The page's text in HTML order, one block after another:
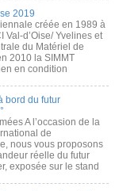
2019
créée en 1989 à
Val-d’Oise/ Yvelines et
du Matériel de
2010 la SIMMT
en condition
bord du futur
A l’occasion de la
de
nous vous proposons
réelle du futur
exposée sur le stand